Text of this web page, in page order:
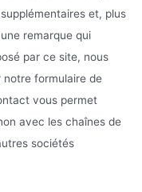
et, plus
remarque qui
par ce site, nous
notre formulaire de
vous permet
avec les chaînes de
sociétés